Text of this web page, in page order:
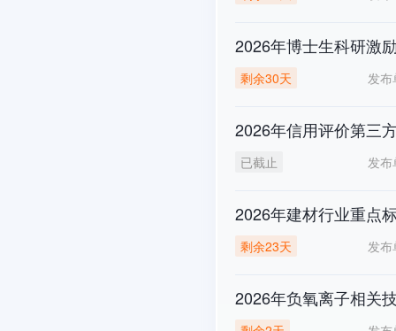
2026年博士生科研激
剩余30天 发
2026年信用评价第三
已截止 发
2026年建材行业重点
剩余23天 发
2026年负氧离子相关